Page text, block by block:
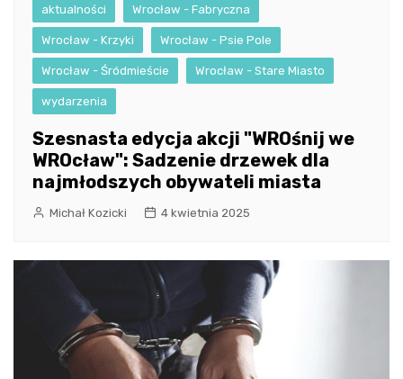
aktualności Wrocław - Fabryczna
Wrocław - Krzyki Wrocław - Psie Pole
Wrocław - Śródmieście Wrocław - Stare Miasto
wydarzenia
Szesnasta edycja akcji "WROśnij we
WROcław": Sadzenie drzewek dla
najmłodszych obywateli miasta
Michał Kozicki 4 kwietnia 2025